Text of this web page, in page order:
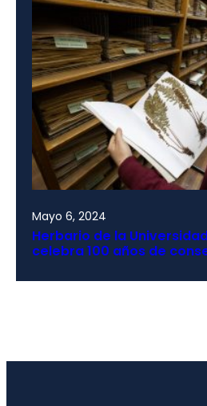
Mayo 6, 2024
Herbario de la
celebra 100 años de